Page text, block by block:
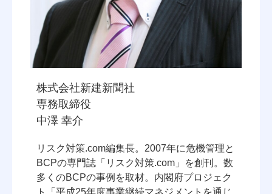
株式会社新建新聞社
専務取締役
中澤 幸介
リスク対策.com編集長。2007年に危機管理と
BCPの専門誌「リスク対策.com」を創刊。数
多くのBCPの事例を取材。内閣府プロジェク